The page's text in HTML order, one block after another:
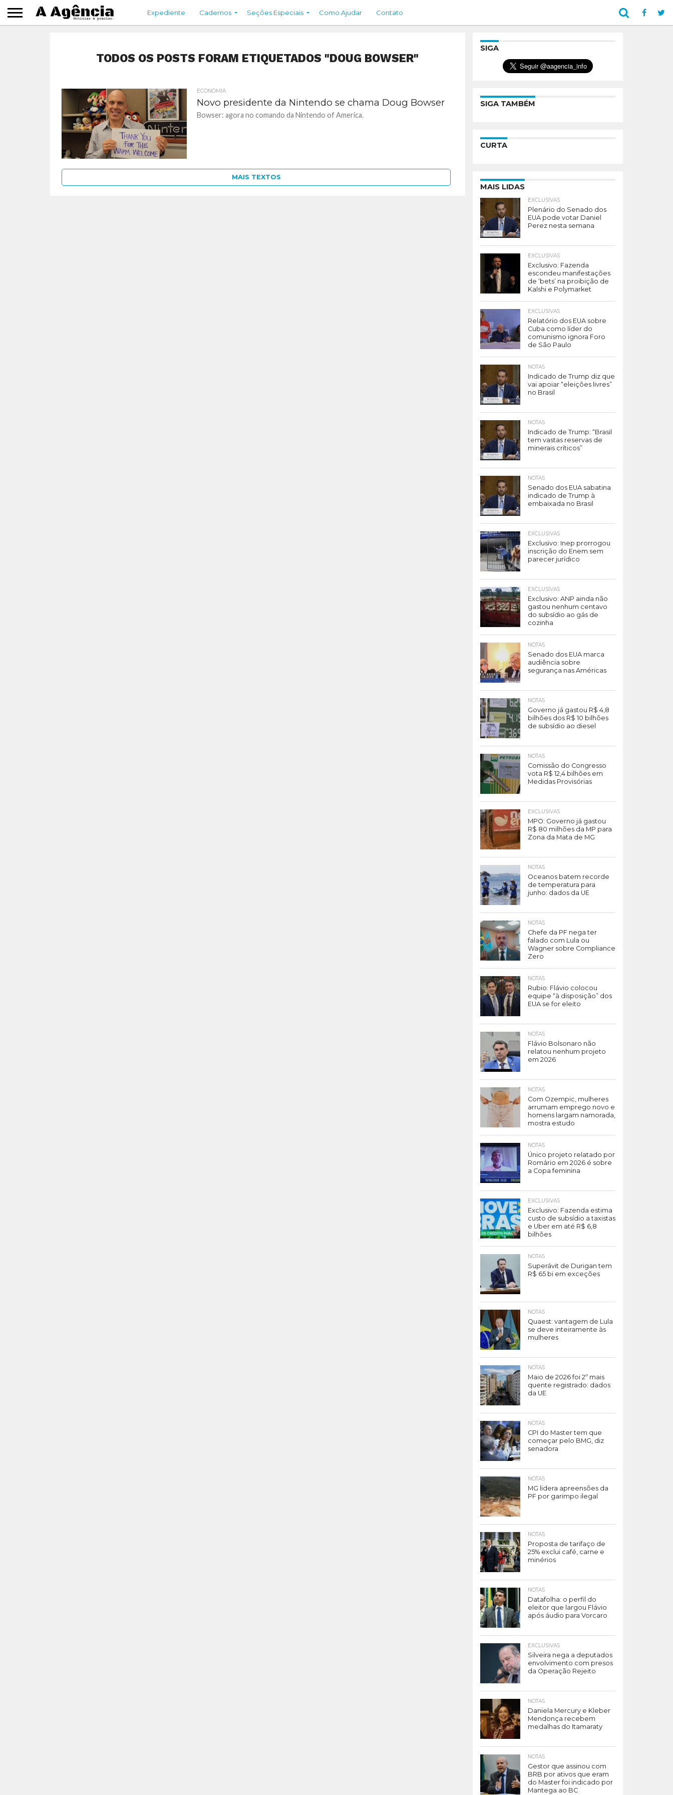
Expediente Cadernos Seções Especiais Como Ajudar Contato
TODOS OS POSTS FORAM ETIQUETADOS "DOUG BOWSER"
ECONOMIA
Novo presidente da Nintendo se chama Doug Bowser
Bowser: agora no comando da Nintendo of America.
MAIS TEXTOS
SIGA
SIGA TAMBÉM
CURTA
MAIS LIDAS
EXCLUSIVAS
Plenário do Senado dos
EUA pode votar Daniel
Perez nesta semana
EXCLUSIVAS
Exclusivo: Fazenda
escondeu manifestações
de ‘bets’ na proibição de
Kalshi e Polymarket
EXCLUSIVAS
Relatório dos EUA sobre
Cuba como líder do
comunismo ignora Foro
de São Paulo
NOTAS
Indicado de Trump diz que
vai apoiar “eleições livres”
no Brasil
NOTAS
Indicado de Trump: “Brasil
tem vastas reservas de
minerais críticos”
NOTAS
Senado dos EUA sabatina
indicado de Trump à
embaixada no Brasil
EXCLUSIVAS
Exclusivo: Inep prorrogou
inscrição do Enem sem
parecer jurídico
EXCLUSIVAS
Exclusivo: ANP ainda não
gastou nenhum centavo
do subsídio ao gás de
cozinha
NOTAS
Senado dos EUA marca
audiência sobre
segurança nas Américas
NOTAS
Governo já gastou R$ 4,8
bilhões dos R$ 10 bilhões
de subsídio ao diesel
NOTAS
Comissão do Congresso
vota R$ 12,4 bilhões em
Medidas Provisórias
EXCLUSIVAS
MPO: Governo já gastou
R$ 80 milhões da MP para
Zona da Mata de MG
NOTAS
Oceanos batem recorde
de temperatura para
junho: dados da UE
NOTAS
Chefe da PF nega ter
falado com Lula ou
Wagner sobre Compliance
Zero
NOTAS
Rubio: Flávio colocou
equipe “à disposição” dos
EUA se for eleito
NOTAS
Flávio Bolsonaro não
relatou nenhum projeto
em 2026
NOTAS
Com Ozempic, mulheres
arrumam emprego novo e
homens largam namorada,
mostra estudo
NOTAS
Único projeto relatado por
Romário em 2026 é sobre
a Copa feminina
EXCLUSIVAS
Exclusivo: Fazenda estima
custo de subsídio a taxistas
e Uber em até R$ 6,8
bilhões
NOTAS
Superávit de Durigan tem
R$ 65 bi em exceções
NOTAS
Quaest: vantagem de Lula
se deve inteiramente às
mulheres
NOTAS
Maio de 2026 foi 2º mais
quente registrado: dados
da UE
NOTAS
CPI do Master tem que
começar pelo BMG, diz
senadora
NOTAS
MG lidera apreensões da
PF por garimpo ilegal
NOTAS
Proposta de tarifaço de
25% exclui café, carne e
minérios
NOTAS
Datafolha: o perfil do
eleitor que largou Flávio
após áudio para Vorcaro
EXCLUSIVAS
Silveira nega a deputados
envolvimento com presos
da Operação Rejeito
NOTAS
Daniela Mercury e Kleber
Mendonça recebem
medalhas do Itamaraty
NOTAS
Gestor que assinou com
BRB por ativos que eram
do Master foi indicado por
Mantega ao BC